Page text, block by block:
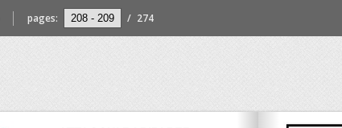
pages: / 274